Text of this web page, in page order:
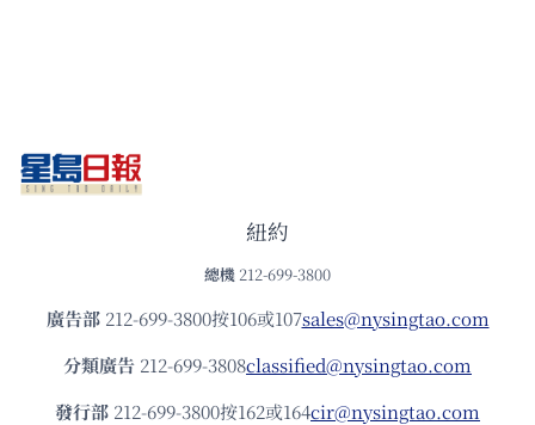
紐約
總機 212-699-3800
廣告部212-699-3800按106或107sales@nysingtao.com
分類廣告 212-699-3808classified@nysingtao.com
發⾏部 212-699-3800按162或164cir@nysingtao.com